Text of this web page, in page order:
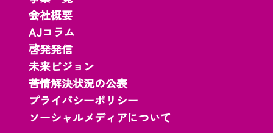
会社概要
AJコラム
啓発発信
未来ビジョン
苦情解決状況の公表
プライバシーポリシー
ソーシャルメディアについて